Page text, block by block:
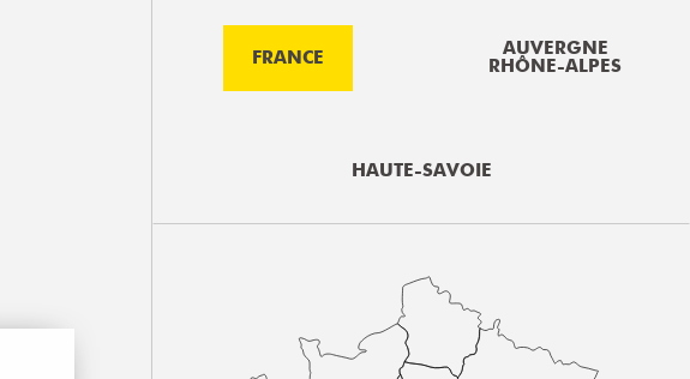
FRANCE
AUVERGNE
RHÔNE-ALPES
HAUTE-SAVOIE